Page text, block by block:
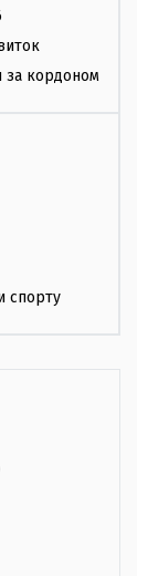
за кордоном
спорту